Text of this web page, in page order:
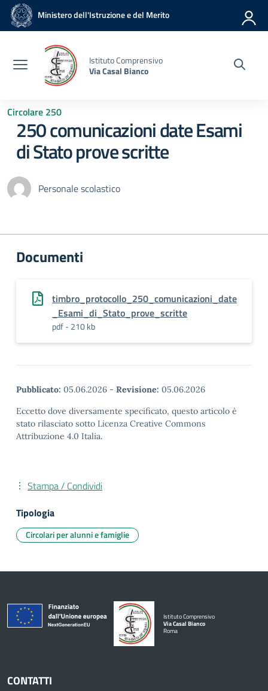
Vai ai contenuti
Vai al menu di navigazione
Vai al footer
Ministero dell'Istruzione e del Merito
Istituto Comprensivo
Via Casal Bianco
Circolare 250
250 comunicazioni date Esami
di Stato prove scritte
Personale scolastico
Documenti
timbro_protocollo_250_comunicazioni_date
_Esami_di_Stato_prove_scritte
pdf - 210 kb
Pubblicato: 05.06.2026 - Revisione: 05.06.2026
Eccetto dove diversamente specificato, questo articolo è
stato rilasciato sotto Licenza Creative Commons
Attribuzione 4.0 Italia.
Stampa / Condividi
Tipologia
Circolari per alunni e famiglie
Istituto Comprensivo
Via Casal Bianco
Roma
CONTATTI